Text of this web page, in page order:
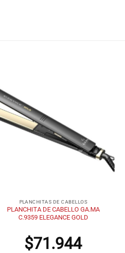
PLANCHITAS DE CABELLOS
PLANCHITA DE CABELLO GA.MA
C.9359 ELEGANCE GOLD
$71.944